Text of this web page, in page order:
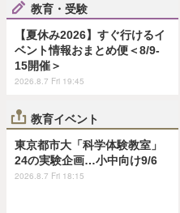
教育・受験
【夏休み2026】すぐ行けるイ
ベント情報おまとめ便＜8/9-
15開催＞
2026.8.7 Fri 19:45
教育イベント
東京都市大「科学体験教室」
24の実験企画…小中向け9/6
2026.8.7 Fri 18:15